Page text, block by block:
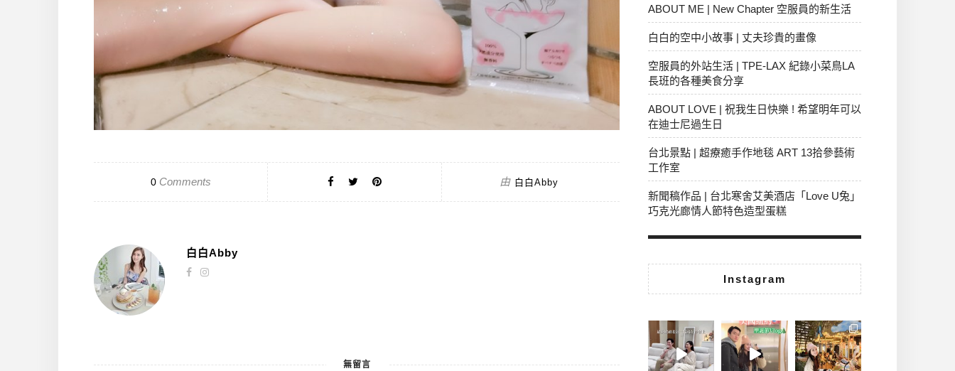
0Comments 由 白白Abby
白白Abby
無留言
ABOUT ME | New Chapter 空服員的新生活
白白的空中小故事 | 丈夫珍貴的畫像
空服員的外站生活 | TPE-LAX 紀錄小菜鳥LA
長班的各種美食分享
ABOUT LOVE | 祝我生日快樂 ! 希望明年可以
在迪士尼過生日
台北景點 | 超療癒手作地毯 ART 13拾參藝術
工作室
新聞稿作品 | 台北寒舍艾美酒店「Love U兔」
巧克光廊情人節特色造型蛋糕
Instagram